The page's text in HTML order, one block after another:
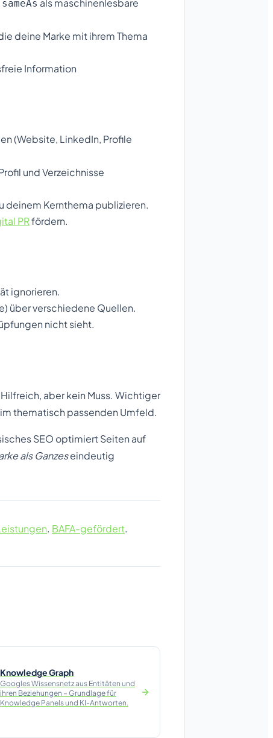
sameAs als maschinenlesbare
deine Marke mit ihrem Thema
Information
(Website, LinkedIn, Profile
und Verzeichnisse
deinem Kernthema publizieren.
PRfördern.
ignorieren.
über verschiedene Quellen.
nicht sieht.
Hilfreich, aber kein Muss. Wichtiger
thematisch passenden Umfeld.
SEO optimiert Seiten auf
als Ganzeseindeutig
. BAFA-gefördert.
Knowledge Graph
Googles Wissensnetz aus Entitäten und
ihren Beziehungen – Grundlage für
Knowledge Panels und KI-Antworten.